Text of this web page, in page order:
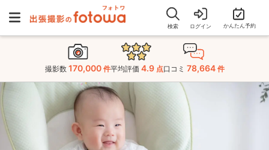
検索 ログイン かんたん予約
撮影数 170,000 件平均評価 4.9 点口コミ 78,664 件